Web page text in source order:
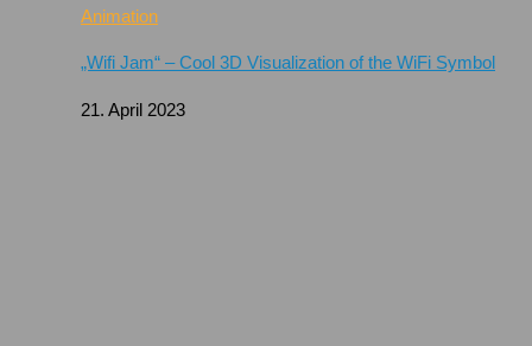
Animation
„Wifi Jam“ – Cool 3D Visualization of the WiFi Symbol
21. April 2023